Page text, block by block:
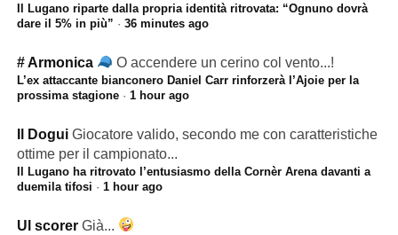
Il Lugano riparte dalla propria identità ritrovata: “Ognuno dovrà
dare il 5% in più” · 36 minutes ago
# Armonica O accendere un cerino col vento...!
L’ex attaccante bianconero Daniel Carr rinforzerà l’Ajoie per la
prossima stagione· 1 hour ago
Il Dogui Giocatore valido, secondo me con caratteristiche
ottime per il campionato...
Il Lugano ha ritrovato l’entusiasmo della Cornèr Arena davanti a
duemila tifosi · 1 hour ago
Ul scorer Già...